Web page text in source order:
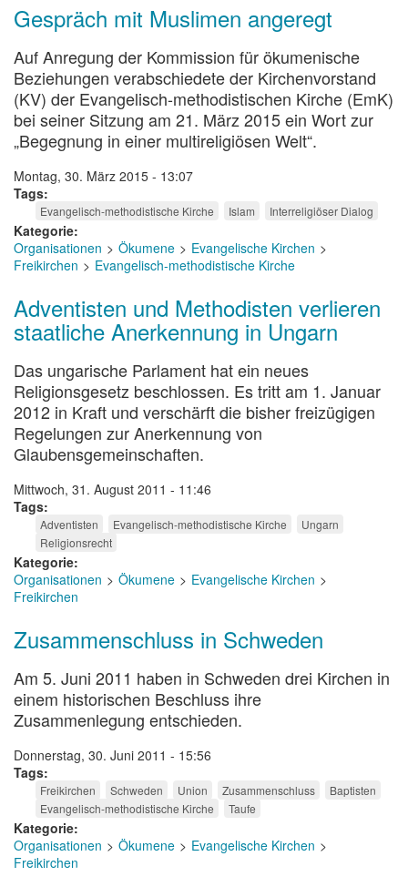
Gespräch mit Muslimen angeregt
Auf Anregung der Kommission für ökumenische
Beziehungen verabschiedete der Kirchenvorstand
(KV) der Evangelisch-methodistischen Kirche (EmK)
bei seiner Sitzung am 21. März 2015 ein Wort zur
„Begegnung in einer multireligiösen Welt“.
Montag, 30. März 2015 - 13:07
Tags
Evangelisch-methodistische Kirche Islam Interreligiöser Dialog
Kategorie
Organisationen
Ökumene
Evangelische Kirchen
Freikirchen
Evangelisch-methodistische Kirche
Adventisten und Methodisten verlieren
staatliche Anerkennung in Ungarn
Das ungarische Parlament hat ein neues
Religionsgesetz beschlossen. Es tritt am 1. Januar
2012 in Kraft und verschärft die bisher freizügigen
Regelungen zur Anerkennung von
Glaubensgemeinschaften.
Mittwoch, 31. August 2011 - 11:46
Tags
Adventisten Evangelisch-methodistische Kirche
Ungarn
Religionsrecht
Kategorie
Organisationen
Ökumene
Evangelische Kirchen
Freikirchen
Zusammenschluss in Schweden
Am 5. Juni 2011 haben in Schweden drei Kirchen in
einem historischen Beschluss ihre
Zusammenlegung entschieden.
Donnerstag, 30. Juni 2011 - 15:56
Tags
Freikirchen Schweden Union Zusammenschluss
Baptisten
Evangelisch-methodistische Kirche
Taufe
Kategorie
Organisationen
Ökumene
Evangelische Kirchen
Freikirchen